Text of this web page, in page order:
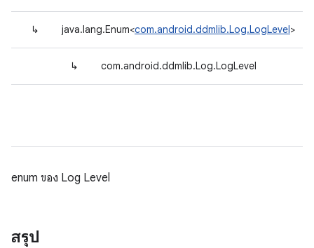
↳ java.lang.Enum<com.android.ddmlib.Log.LogLevel>
↳ com.android.ddmlib.Log.LogLevel
enum ของ Log Level
สรุป